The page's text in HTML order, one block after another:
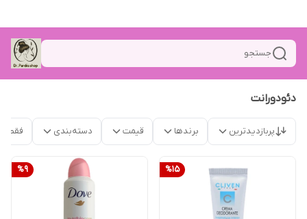
جستجو
دئودورانت
پربازدیدترین برندها قیمت دسته‌بندی فقط
%15
%9